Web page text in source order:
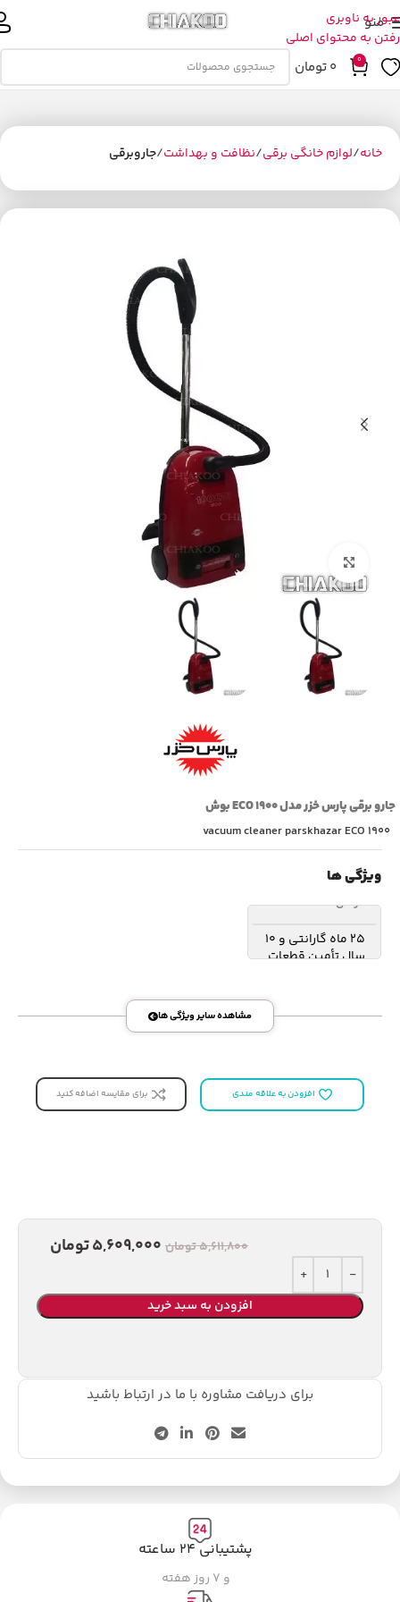
عبور به ناوبری
رفتن به محتوای اصلی
منو
0
0تومان
خانه لوازم خانگی برقی نظافت و بهداشت جاروبرقی
‫جارو برقی پارس خزر مدل ۱۹۰۰ ECO بوش‬
vacuum cleaner parskhazar ECO 1900
ویژگی ها
گارانتی
25 ماه گارانتی و 10
سال تأمین قطعات
مشاهده سایر ویژگی ها
افزودن به علاقه مندی برای مقایسه اضافه کنید
5,611,800تومان 5,609,000تومان
افزودن به سبد خرید
برای دریافت مشاوره با ما در ارتباط باشید
پشتیبانی ۲۴ ساعته
و ۷ روز هفته